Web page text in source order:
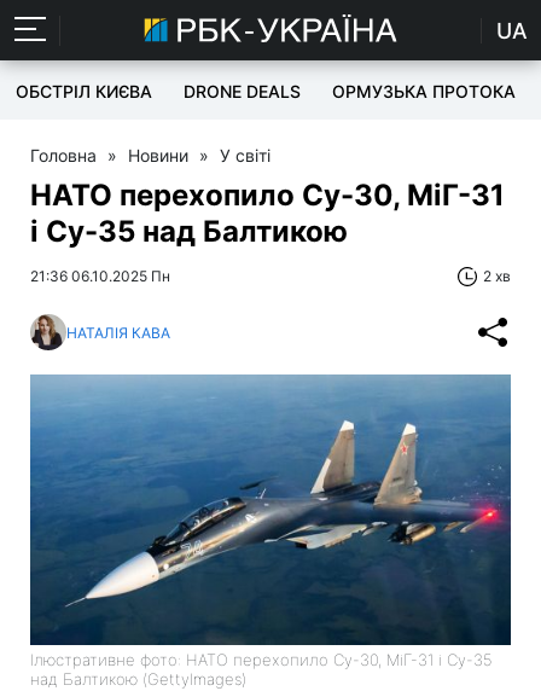
UA
ОБСТРІЛ КИЄВА DRONE DEALS ОРМУЗЬКА ПРОТОКА
Головна » Новини » У світі
НАТО перехопило Су-30, МіГ-31
і Су-35 над Балтикою
21:36 06.10.2025 Пн 2 хв
НАТАЛІЯ КАВА
Ілюстративне фото: НАТО перехопило Су-30, МіГ-31 і Су-35
над Балтикою (GettyImages)